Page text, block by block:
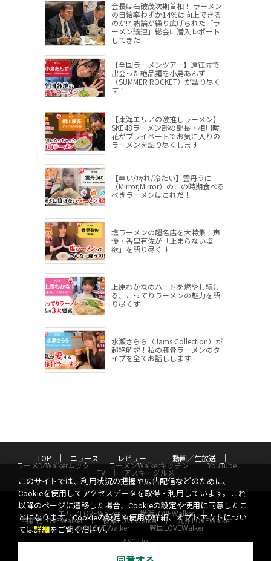
会長は石破茂次期首相！ ラーメン
の自給率わずか14％は向上できる
のか!? 熱論が繰り広げられた「ラ
ーメン議連」総会に潜入レポート
してきた
【全国ラーメンツアー】遠征先で
出会った絶品麺を小島あんず
（SUMMER ROCKET）が語り尽く
す！
【東海エリアの激推しラーメン】
SKE48ラーメン部の部長・相川暖
花がプライベートでお気に入りの
ラーメンを語り尽くします
【辛い/痺れ/冷たい】雲丹うに
（Mirror,Mirror）のこの時期食べる
べきラーメンはこれだ！
塩ラーメンの超名店を大特集！声
優・香里有佐が「止まらない塩
欲」を語り尽くす
上原わかなのハートを燃やし続け
る、こってりラーメンの魅力を語
り尽くす
水瀬さらら（Jams Collection）が
超絶解説！私の豚骨ラーメンのタ
イプを全てお話しします
TOP ニュース レビュー 動画／生放送
ラーメンWalkerムック ラーメンWalkerキッチン YouTube
TV アスキーグルメ
エリアLOVEWalker 横浜LOVEWalker
西新宿LOVEWalker 夜景LOVEWalker 九州LOVEWalker
丸の内LOVEWalker
戦国LOVEWalker
ASCII.jp
このサイトでは、利用状況の把握や広告配信などのために、
Cookieを使用してアクセスデータを取得・利用しています。これ
以降のページに遷移した場合、Cookieの設定や使用に同意したこ
とになります。Cookieの設定や使用の詳細、オプトアウトについ
ては詳細 をご覧ください。